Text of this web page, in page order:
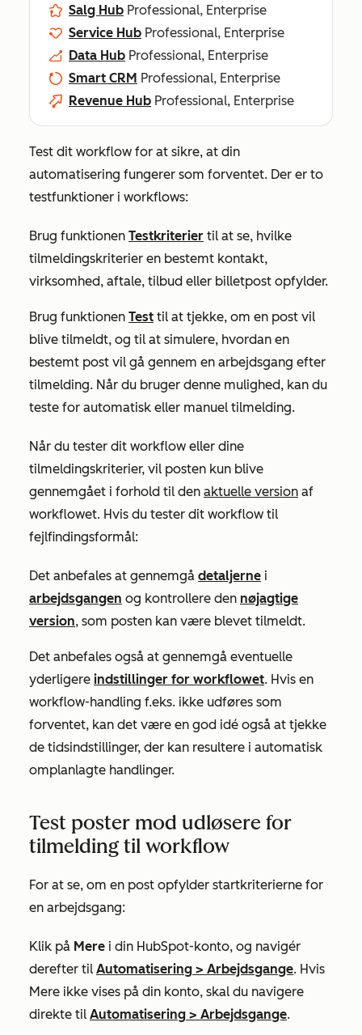
Salg Hub Professional, Enterprise
Service Hub Professional, Enterprise
Data Hub Professional, Enterprise
Smart CRM Professional, Enterprise
Revenue Hub Professional, Enterprise
Test dit workflow for at sikre, at din
automatisering fungerer som forventet. Der er to
testfunktioner i workflows:
Brug funktionen Testkriterier til at se, hvilke
tilmeldingskriterier en bestemt kontakt,
virksomhed, aftale, tilbud eller billetpost opfylder.
Brug funktionen Test til at tjekke, om en post vil
blive tilmeldt, og til at simulere, hvordan en
bestemt post vil gå gennem en arbejdsgang efter
tilmelding. Når du bruger denne mulighed, kan du
teste for automatisk eller manuel tilmelding.
Når du tester dit workflow eller dine
tilmeldingskriterier, vil posten kun blive
gennemgået i forhold til den aktuelle version af
workflowet. Hvis du tester dit workflow til
fejlfindingsformål:
Det anbefales at gennemgå detaljerne i
arbejdsgangen og kontrollere den nøjagtige
version, som posten kan være blevet tilmeldt.
Det anbefales også at gennemgå eventuelle
yderligere indstillinger for workflowet. Hvis en
workflow-handling f.eks. ikke udføres som
forventet, kan det være en god idé også at tjekke
de tidsindstillinger, der kan resultere i automatisk
omplanlagte handlinger.
Test poster mod udløsere for
tilmelding til workflow
For at se, om en post opfylder startkriterierne for
en arbejdsgang:
Klik på Mere i din HubSpot-konto, og navigér
derefter til Automatisering > Arbejdsgange. Hvis
Mere ikke vises på din konto, skal du navigere
direkte til Automatisering > Arbejdsgange.